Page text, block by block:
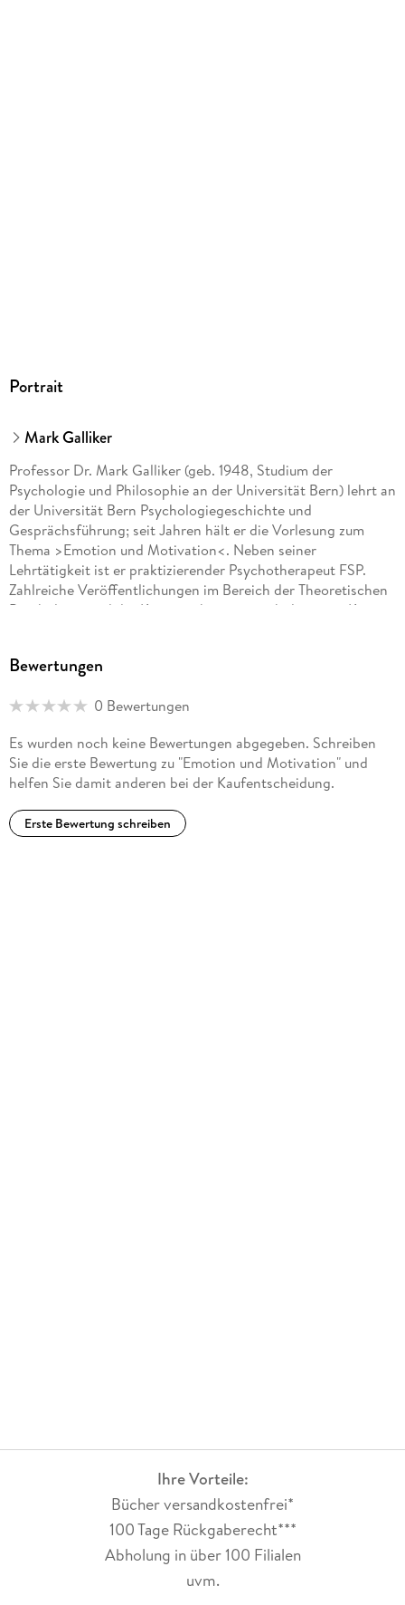
Portrait
Mark Galliker
Professor Dr. Mark Galliker (geb. 1948, Studium der
Psychologie und Philosophie an der Universität Bern) lehrt an
der Universität Bern Psychologiegeschichte und
Gesprächsführung; seit Jahren hält er die Vorlesung zum
Thema >Emotion und Motivation<. Neben seiner
Lehrtätigkeit ist er praktizierender Psychotherapeut FSP.
Zahlreiche Veröffentlichungen im Bereich der Theoretischen
Psychologie und der Kommunikationspsychologie, im Kröner
Bewertungen
0 Bewertungen
Es wurden noch keine Bewertungen abgegeben. Schreiben
Sie die erste Bewertung zu "Emotion und Motivation" und
helfen Sie damit anderen bei der Kaufentscheidung.
Erste Bewertung schreiben
Ihre Vorteile:
Bücher versandkostenfrei*
100 Tage Rückgaberecht***
Abholung in über 100 Filialen
uvm.